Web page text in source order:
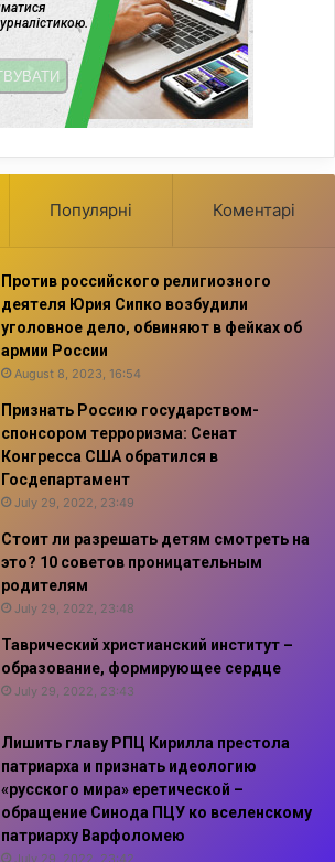
Популярні Коментарі
Против российского религиозного
деятеля Юрия Сипко возбудили
уголовное дело, обвиняют в фейках об
армии России
August 8, 2023, 16:54
Признать Россию государством-
спонсором терроризма: Сенат
Конгресса США обратился в
Госдепартамент
July 29, 2022, 23:49
Стоит ли разрешать детям смотреть на
это? 10 советов проницательным
родителям
July 29, 2022, 23:48
Таврический христианский институт –
образование, формирующее сердце
July 29, 2022, 23:43
Лишить главу РПЦ Кирилла престола
патриарха и признать идеологию
«русского мира» еретической –
обращение Синода ПЦУ ко вселенскому
патриарху Варфоломею
July 29, 2022, 23:42